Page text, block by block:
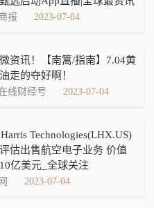
报 2023-07-04
资讯！【南篱/指南】7.04黄
走的夺好啊！
线财经号 2023-07-04
Technologies(LHX.US)
估出售航空电子业务 价值
亿美元_全球关注
2023-07-04